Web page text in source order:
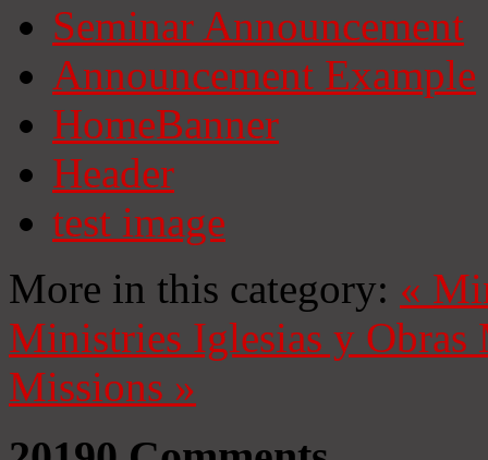
Seminar Announcement
Announcement Example
HomeBanner
Header
test image
More in this category: «
Ministries Iglesias y Obras
Missions »